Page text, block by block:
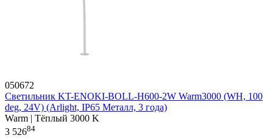
050672
Светильник KT-ENOKI-BOLL-H600-2W Warm3000 (WH, 100
deg, 24V) (Arlight, IP65 Металл, 3 года)
Warm | Тёплый 3000 K
3 52684